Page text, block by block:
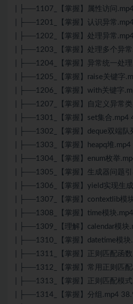
| ├──1107_【掌握】属性访问
| ├──1201_【掌握】认识异常
| ├──1202_【掌握】处理异常
| ├──1203_【掌握】处理多个异
| ├──1204_【掌握】异常统一处
| ├──1205_【掌握】raise关键字
| ├──1206_【掌握】with关键字
| ├──1207_【掌握】自定义异常
| ├──1301_【掌握】set集合.mp4
| ├──1302_【掌握】deque双端队
| ├──1303_【掌握】heapq堆
| ├──1304_【掌握】enum枚举
| ├──1305_【掌握】生成器问题
| ├──1306_【掌握】yield实现生
| ├──1307_【掌握】contextlib模
| ├──1308_【掌握】time模块
| ├──1309_【理解】calendar模块
| ├──1310_【掌握】datetime模
| ├──1311_【掌握】正则匹配函
| ├──1312_【掌握】常用正则匹
| ├──1313_【掌握】正则匹配模
| ├──1314_【掌握】分组.mp4